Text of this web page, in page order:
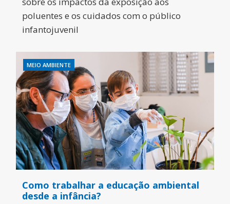
poluentes e os cuidados com o público
infantojuvenil
MEIO AMBIENTE
Como trabalhar a educação ambiental
desde a infância?